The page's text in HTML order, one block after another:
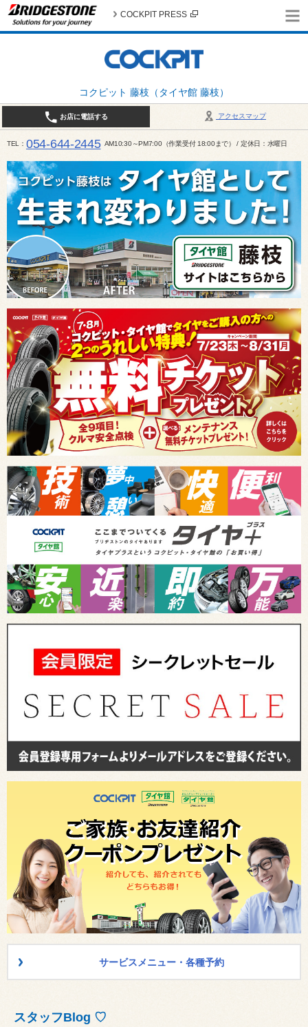
コクピット 藤枝（タイヤ館 藤枝）
COCKPIT PRESS
アクセスマップ
お店に電話する
TEL 054-644-2445 AM10:30～PM7:00（作業受付 18:00まで） / 定休日：水曜日
サービスメニュー・各種予約
スタッフBlog ♡